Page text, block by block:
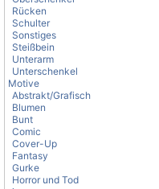
Rücken
Schulter
Sonstiges
Steißbein
Unterarm
Unterschenkel
Motive
Abstrakt/Grafisch
Blumen
Bunt
Comic
Cover-Up
Fantasy
Gurke
Horror und Tod